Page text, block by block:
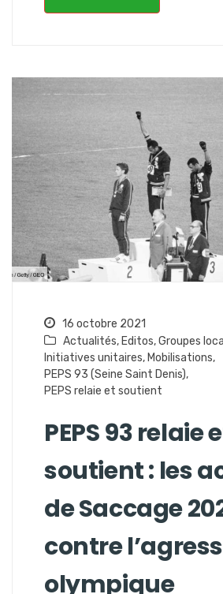
16 octobre 2021
Actualités, Editos,Groupes
Initiatives unitaires, Mobilisations,
PEPS 93 (Seine Saint Denis),
PEPS relaie et soutient
PEPS 93 relaie
soutient : les
de Saccage
contre
olympique